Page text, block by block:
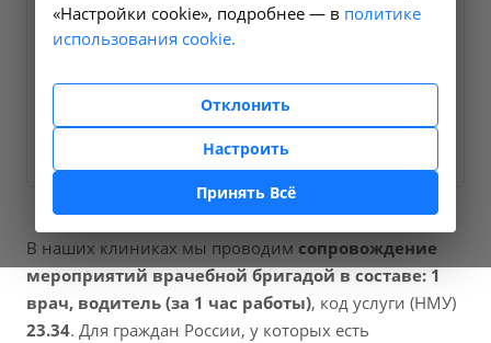
ближайшее время и ответим
на все интересующие
вопросы.
Заказать услугу
В наших клиниках мы проводим сопровождение
мероприятий врачебной бригадой в составе: 1
врач, водитель (за 1 час работы), код услуги (НМУ)
23.34. Для граждан России, у которых есть
«Настройки cookie», подробнее — в политике
использования cookie.
Отклонить
Настроить
Принять Всё